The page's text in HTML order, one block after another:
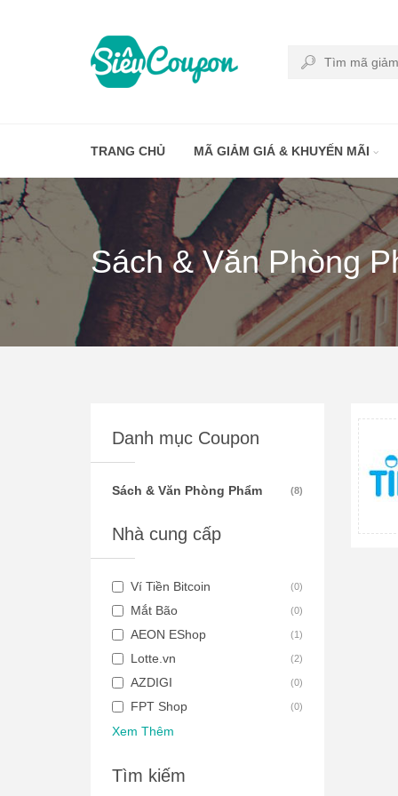
TRANG CHỦ MÃ GIẢM GIÁ & KHUYẾN MÃI
Sách & Văn Phòng
Danh mục Coupon
Sách & Văn Phòng Phẩm (8)
Nhà cung cấp
Ví Tiền Bitcoin (0)
Mắt Bão (0)
AEON EShop (1 )
Lotte.vn (2)
AZDIGI (0)
FPT Shop (0)
Xem Thêm
Tìm kiếm